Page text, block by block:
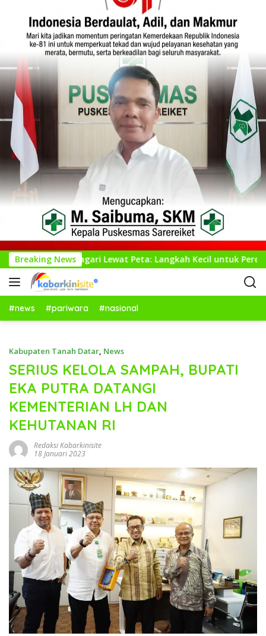
Breaking News
Nagari Lewat Peta: Langkah Kecil untuk Perencanaan yang
#news #pariwara #nasional
Kabupaten Tanah Datar, News
SERIUS KELOLA SAMPAH, BUPATI
EKA PUTRA DATANGI
KEMENTERIAN LH DAN
KEHUTANAN RI
Redaksi Kabarkinisite
18 Januari 2023